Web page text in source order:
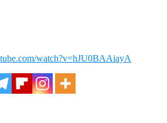
watch?v=hJU0BAAiayA